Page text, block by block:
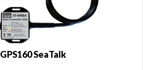
GPS160 SeaTalk